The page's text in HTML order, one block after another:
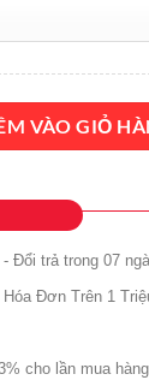
DKNY Be
VÀO GIỎ
Đổi trả trong 07
Đơn Trên 1
cho lần mua